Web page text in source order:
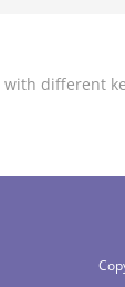
with different